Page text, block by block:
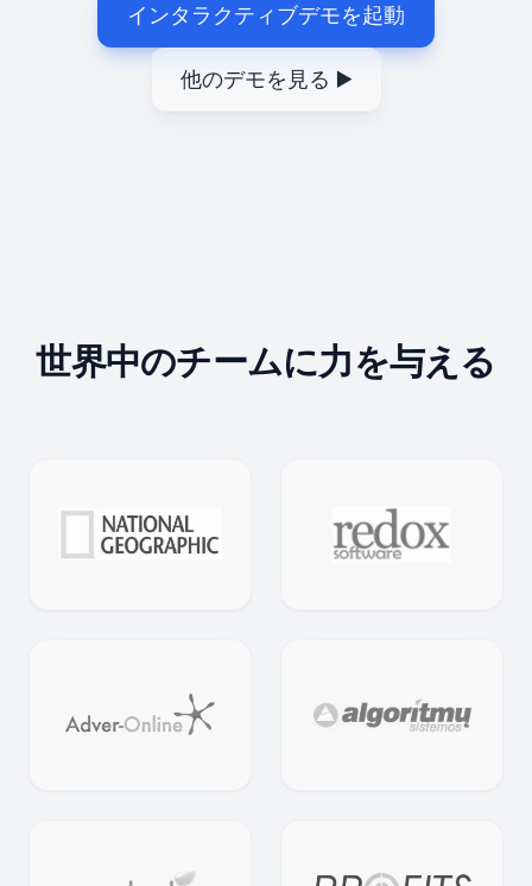
インタラクティブデモを起動
他のデモを見る ▶️
世界中のチームに力を与える